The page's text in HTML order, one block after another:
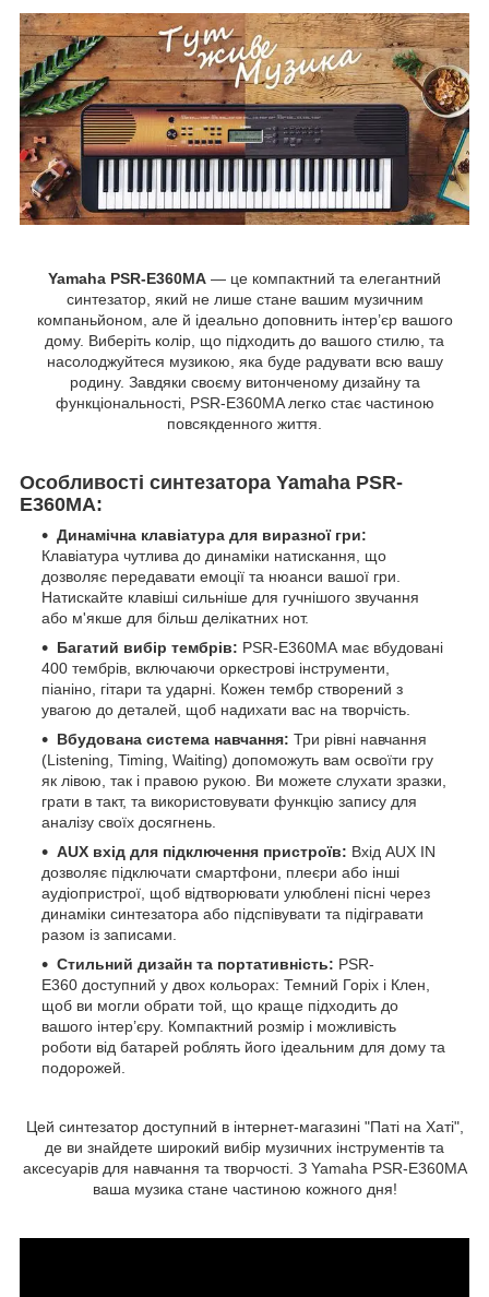
Yamaha PSR-E360MA — це компактний та елегантний
синтезатор, який не лише стане вашим музичним
компаньйоном, але й ідеально доповнить інтер’єр вашого
дому. Виберіть колір, що підходить до вашого стилю, та
насолоджуйтеся музикою, яка буде радувати всю вашу
родину. Завдяки своєму витонченому дизайну та
функціональності, PSR-E360MA легко стає частиною
повсякденного життя.
Особливості синтезатора Yamaha PSR-
E360MA:
Динамічна клавіатура для виразної гри:
Клавіатура чутлива до динаміки натискання, що
дозволяє передавати емоції та нюанси вашої гри.
Натискайте клавіші сильніше для гучнішого звучання
або м'якше для більш делікатних нот.
Багатий вибір тембрів: PSR-E360MA має вбудовані
400 тембрів, включаючи оркестрові інструменти,
піаніно, гітари та ударні. Кожен тембр створений з
увагою до деталей, щоб надихати вас на творчість.
Вбудована система навчання: Три рівні навчання
(Listening, Timing, Waiting) допоможуть вам освоїти гру
як лівою, так і правою рукою. Ви можете слухати зразки,
грати в такт, та використовувати функцію запису для
аналізу своїх досягнень.
AUX вхід для підключення пристроїв: Вхід AUX IN
дозволяє підключати смартфони, плеєри або інші
аудіопристрої, щоб відтворювати улюблені пісні через
динаміки синтезатора або підспівувати та підігравати
разом із записами.
Стильний дизайн та портативність: PSR-
E360 доступний у двох кольорах: Темний Горіх і Клен,
щоб ви могли обрати той, що краще підходить до
вашого інтер’єру. Компактний розмір і можливість
роботи від батарей роблять його ідеальним для дому та
подорожей.
Цей синтезатор доступний в інтернет-магазині "Паті на Хаті",
де ви знайдете широкий вибір музичних інструментів та
аксесуарів для навчання та творчості. З Yamaha PSR-E360MA
ваша музика стане частиною кожного дня!